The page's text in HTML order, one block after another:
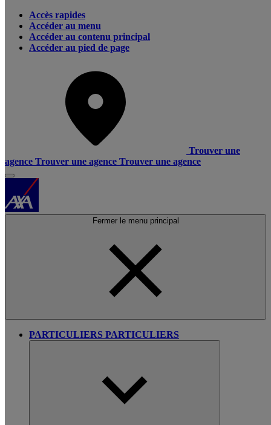
Accès rapides
Accéder au menu
Accéder au contenu principal
Accéder au pied de page
Trouver une
agence Trouver une agence Trouver une agence
Fermer le menu principal
PARTICULIERS PARTICULIERS